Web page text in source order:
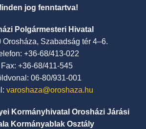
jog fenntartva!
Polgármesteri Hivatal
Orosháza, Szabadság tér 4–6.
+36-68/413-022
Fax: +36-68/411-545
06-80/931-001
varoshaza@oroshaza.hu
Kormányhivatal Orosházi Járási
Kormányablak Osztály